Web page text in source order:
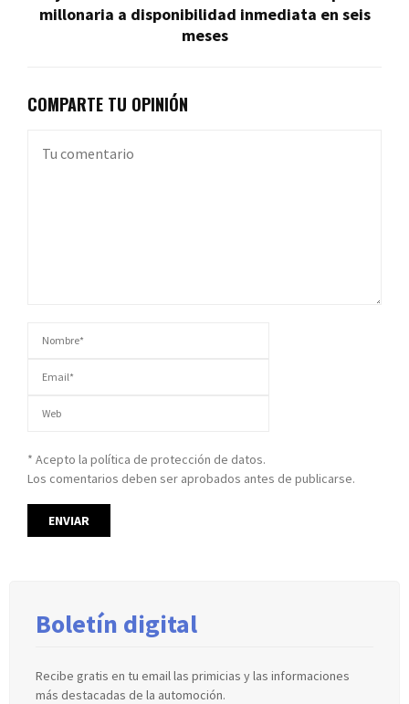
millonaria a disponibilidad inmediata en seis
meses
COMPARTE TU OPINIÓN
* Acepto la política de protección de datos.
Los comentarios deben ser aprobados antes de publicarse.
Boletín digital
Recibe gratis en tu email las primicias y las informaciones
más destacadas de la automoción.